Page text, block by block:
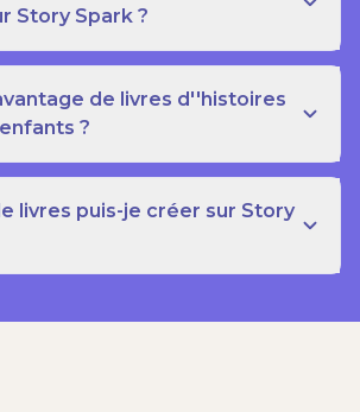
Story Spark ?
de livres d''histoires
?
livres puis-je créer sur Story